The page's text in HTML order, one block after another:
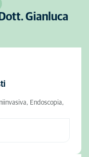
Gianluca
Endoscopia,